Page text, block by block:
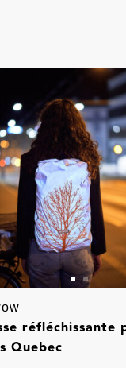
réfléchissante
Quebec